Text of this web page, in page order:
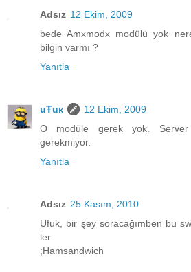
Adsız 12 Ekim, 2009
bede Amxmodx modülü yok
bilgin varmı ?
Yanıtla
uŦuк
12 Ekim, 2009
O modüle gerek yok.
gerekmiyor.
Yanıtla
Adsız 25 Kasım, 2010
Ufuk, bir şey soracağımben bu
ler
;Hamsandwich